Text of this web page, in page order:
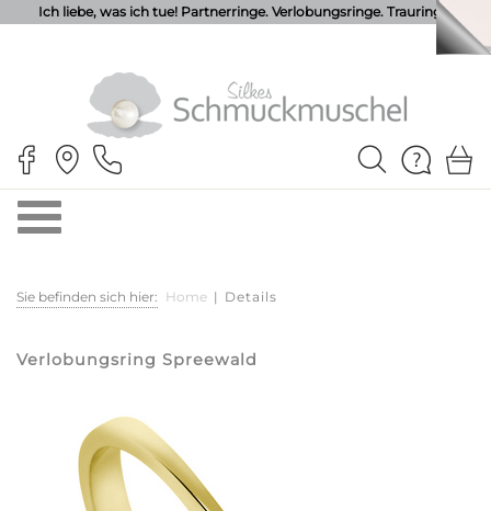
Ich liebe, was ich tue! Partnerringe. Verlobungsringe. Trauringe.
Sie befinden sich hier: Home | Details
Verlobungsring Spreewald